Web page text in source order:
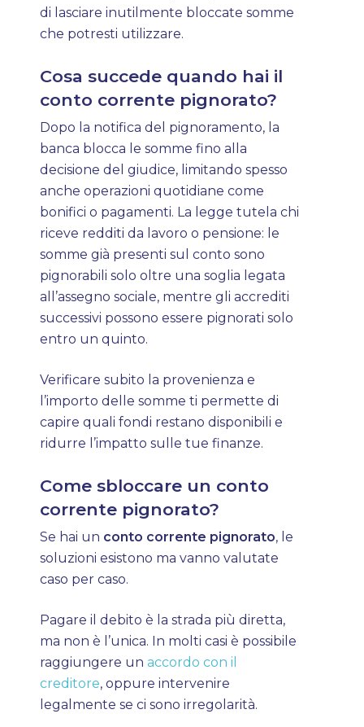
di lasciare inutilmente bloccate somme
che potresti utilizzare.
Cosa succede quando hai il
conto corrente pignorato?
Dopo la notifica del pignoramento, la
banca blocca le somme fino alla
decisione del giudice, limitando spesso
anche operazioni quotidiane come
bonifici o pagamenti. La legge tutela chi
riceve redditi da lavoro o pensione: le
somme già presenti sul conto sono
pignorabili solo oltre una soglia legata
all’assegno sociale, mentre gli accrediti
successivi possono essere pignorati solo
entro un quinto.
Verificare subito la provenienza e
l’importo delle somme ti permette di
capire quali fondi restano disponibili e
ridurre l’impatto sulle tue finanze.
Come sbloccare un conto
corrente pignorato?
Se hai un conto corrente pignorato, le
soluzioni esistono ma vanno valutate
caso per caso.
Pagare il debito è la strada più diretta,
ma non è l’unica. In molti casi è possibile
raggiungere un accordo con il
creditore, oppure intervenire
legalmente se ci sono irregolarità.